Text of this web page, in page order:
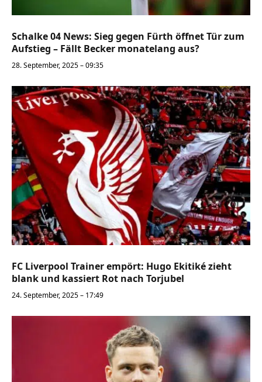
Schalke 04 News: Sieg gegen Fürth öffnet Tür zum
Aufstieg – Fällt Becker monatelang aus?
28. September, 2025 – 09:35
FC Liverpool Trainer empört: Hugo Ekitiké zieht
blank und kassiert Rot nach Torjubel
24. September, 2025 – 17:49